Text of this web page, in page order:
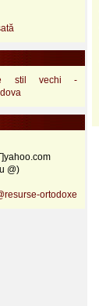
stil vechi -
@)
ortodoxe